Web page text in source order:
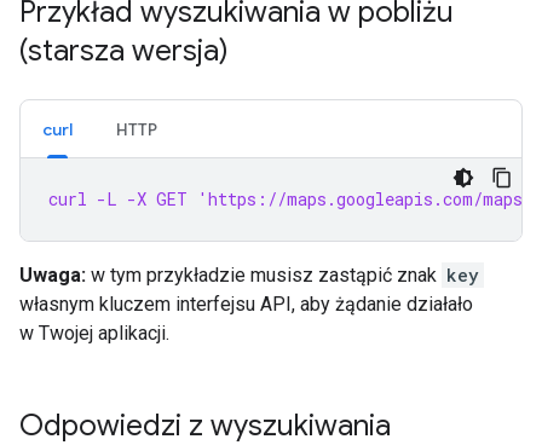
Przykład wyszukiwania w pobliżu
(starsza wersja)
curl HTTP
curl -L -X GET 'https://maps.googleapis.com/maps/
Uwaga: w tym przykładzie musisz zastąpić znak key
własnym kluczem interfejsu API, aby żądanie działało
w Twojej aplikacji.
Odpowiedzi z wyszukiwania